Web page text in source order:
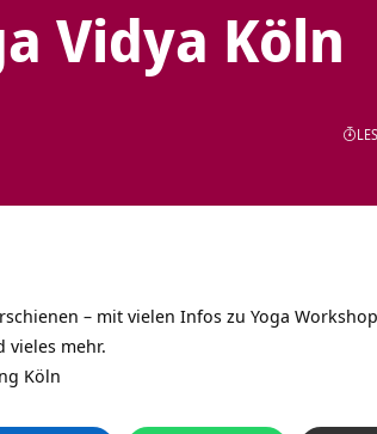
Vidya Köln
– mit vielen Infos zu Yoga
vieles mehr.
Köln